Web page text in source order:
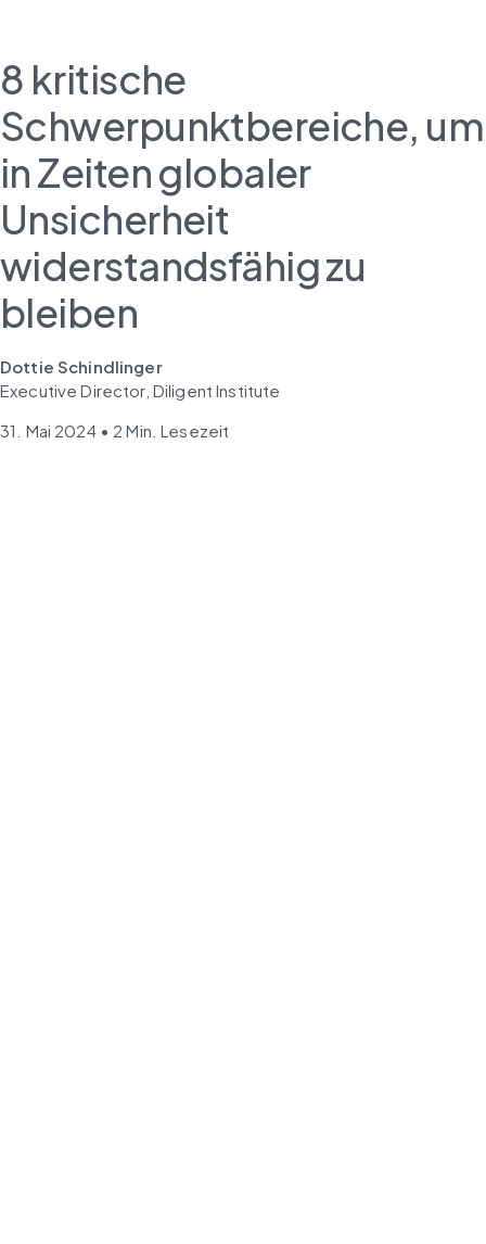
8 kritische
Schwerpunktbereiche, um
in Zeiten globaler
Unsicherheit
widerstandsfähig zu
bleiben
Dottie Schindlinger
Executive Director, Diligent Institute
31. Mai 2024 • 2 Min. Lesezeit